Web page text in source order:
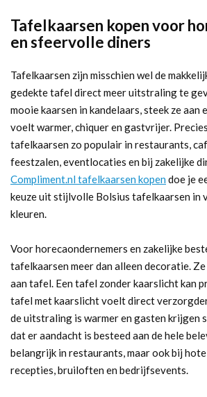
Tafelkaarsen kopen voor
en sfeervolle diners
Tafelkaarsen zijn misschien wel de
gedekte tafel direct meer uitstraling te
mooie kaarsen in kandelaars, steek ze aan
voelt warmer, chiquer en gastvrijer.
tafelkaarsen zo populair in restaurants,
feestzalen, eventlocaties en bij zakelijke
Compliment.nl tafelkaarsen kopen doe je
keuze uit stijlvolle Bolsius tafelkaarsen in
kleuren.
Voor horecaondernemers en zakelijke
tafelkaarsen meer dan alleen decoratie.
aan tafel. Een tafel zonder kaarslicht kan
tafel met kaarslicht voelt direct
de uitstraling is warmer en gasten krijgen
dat er aandacht is besteed aan de hele
belangrijk in restaurants, maar ook bij
recepties, bruiloften en bedrijfsevents.